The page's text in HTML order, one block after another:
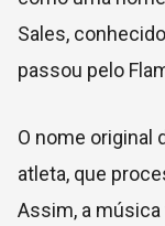
Sales,
passou pelo
O nome original
atleta, que
Assim, a música